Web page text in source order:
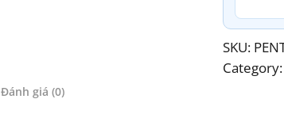
SKU:
Category:
Đánh giá (0)